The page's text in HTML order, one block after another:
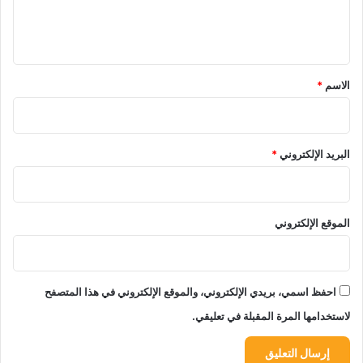
*
الاسم *
البريد الإلكتروني*
الموقع الإلكتروني
احفظ اسمي، بريدي الإلكتروني، والموقع الإلكتروني في هذا المتصفح
لاستخدامها المرة المقبلة في تعليقي.